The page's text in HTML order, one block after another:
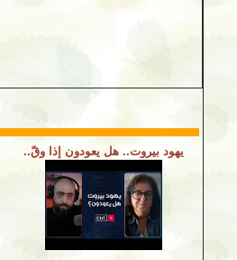
يهود بيروت.. هل يعودون إذا وقّ..